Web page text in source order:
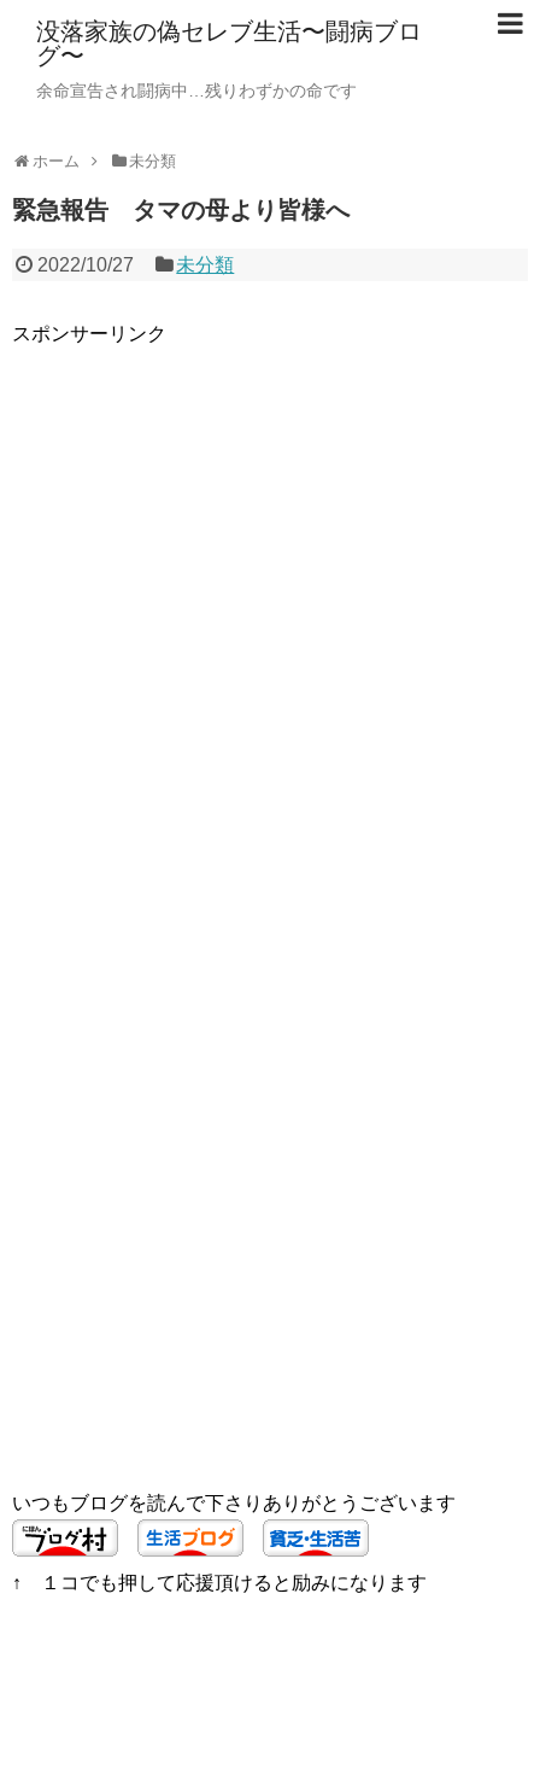
没落家族の偽セレブ生活〜闘病ブロ
グ〜
余命宣告され闘病中…残りわずかの命です
ホーム 未分類
緊急報告 タマの母より皆様へ
2022/10/27 未分類
スポンサーリンク
いつもブログを読んで下さりありがとうございます
↑ １コでも押して応援頂けると励みになります